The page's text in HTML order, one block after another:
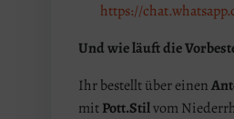
https://
Und wie läuft die
Ihr bestellt über einen
mitPott.Stilvom